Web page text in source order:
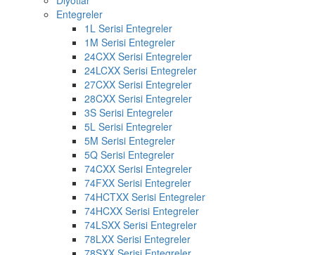
Entegreler
1L Serisi Entegreler
1M Serisi Entegreler
24CXX Serisi Entegreler
24LCXX Serisi Entegreler
27CXX Serisi Entegreler
28CXX Serisi Entegreler
3S Serisi Entegreler
5L Serisi Entegreler
5M Serisi Entegreler
5Q Serisi Entegreler
74CXX Serisi Entegreler
74FXX Serisi Entegreler
74HCTXX Serisi Entegreler
74HCXX Serisi Entegreler
74LSXX Serisi Entegreler
78LXX Serisi Entegreler